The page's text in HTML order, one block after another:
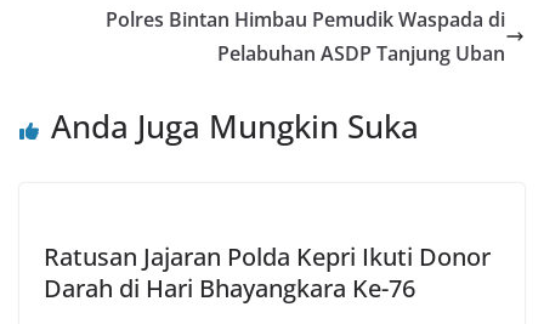
Polres Bintan Himbau Pemudik Waspada di
Pelabuhan ASDP Tanjung Uban
Anda Juga Mungkin Suka
Ratusan Jajaran Polda Kepri Ikuti Donor
Darah di Hari Bhayangkara Ke-76